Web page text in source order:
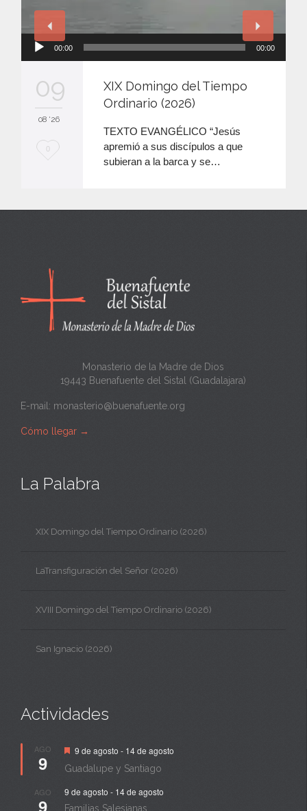
00:00 00:00
09
08 '26
M
n
a
0
XIX Domingo del Tiempo
Ordinario (2026)
TEXTO EVANGÉLICO “Jesús
apremió a sus discípulos a que
subieran a la barca y se…
Monasterio de la Madre de Dios
19443 Buenafuente del Sistal (Guadalajara)
E-mail: monasterio@buenafuente.org
Cómo llegar →
La Palabra
XIX Domingo del Tiempo Ordinario (2026)
LaTransfiguración del Señor (2026)
XVIII Domingo del Tiempo Ordinario (2026)
San Ignacio (2026)
Actividades
AGO
9
Destacado
9 de agosto - 14 de agosto
Guadalupe y Santiago
AGO
9
9 de agosto - 14 de agosto
Familias Salesianas